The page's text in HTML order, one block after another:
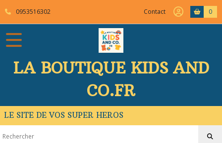
0953516302 Contact 0
LA BOUTIQUE KIDS AND
CO.FR
LE SITE DE VOS SUPER HEROS